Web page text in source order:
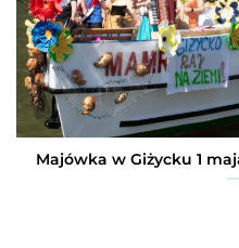
Majówka w Giżycku 1